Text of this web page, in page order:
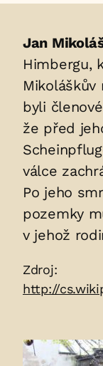
v
hrobu:
Jan
Himbergu,
byli
že před
válce
Po jeho
pozemky
v jehož
Zdroje:
Zdroj:
http://